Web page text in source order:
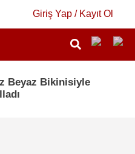
Giriş Yap / Kayıt Ol
Beyaz Bikinisiyle